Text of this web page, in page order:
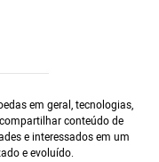
em geral, tecnologias,
conteúdo de
e interessados em um
e evoluído.